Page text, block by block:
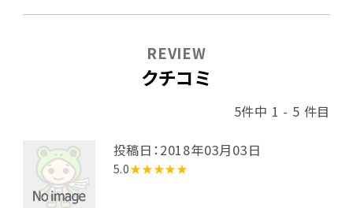
クチコミ
REVIEW
5件中 1 - 5 件目
投稿日：2018年03月03日
5.0★★★★★